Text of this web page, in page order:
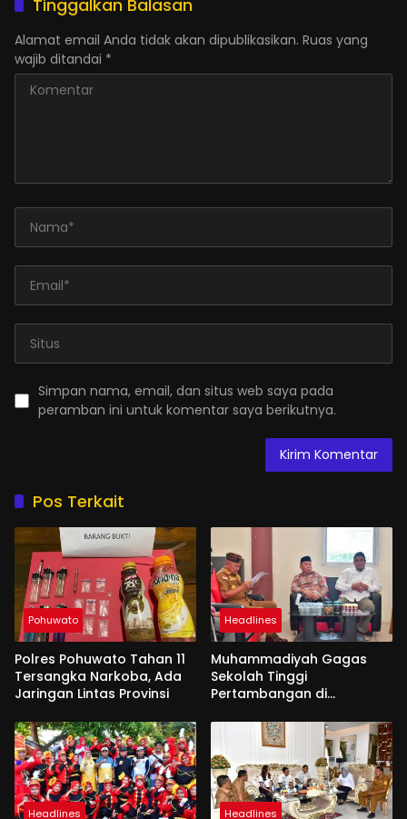
Tinggalkan Balasan
Alamat email Anda tidak akan dipublikasikan. Ruas yang
wajib ditandai *
Simpan nama, email, dan situs web saya pada
peramban ini untuk komentar saya berikutnya.
Pos Terkait
Pohuwato
Polres Pohuwato Tahan 11
Tersangka Narkoba, Ada
Jaringan Lintas Provinsi
Headlines
Muhammadiyah Gagas
Sekolah Tinggi
Pertambangan di
Headlines Headlines